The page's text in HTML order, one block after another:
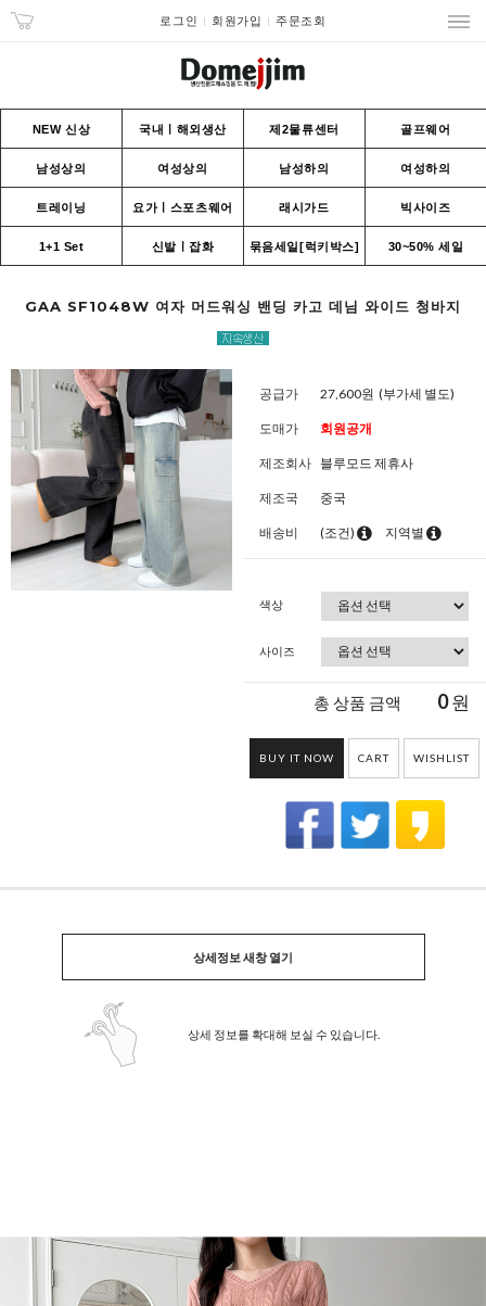
로그인 회원가입 주문조회
NEW 신상 국내ㅣ해외생산 제2물류센터 골프웨어
남성상의 여성상의 남성하의 여성하의
트레이닝 요가ㅣ스포츠웨어 래시가드 빅사이즈
1+1 Set 신발ㅣ잡화 묶음세일[럭키박스] 30~50% 세일
GAA SF1048W 여자 머드워싱 밴딩 카고 데님 와이드 청바지
공급가 27,600원 (부가세 별도)
도매가 회원공개
제조회사 블루모드 제휴사
제조국 중국
배송비 (조건) 지역별
색상
사이즈
총 상품 금액 0원
BUY IT NOW CART WISHLIST
상세정보 새창 열기
상세 정보를 확대해 보실 수 있습니다.